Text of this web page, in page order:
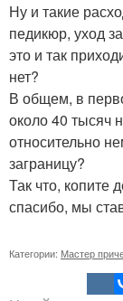
Ну и такие
педикюр, уход
это и так
нет?
В общем, в
около 40 тысяч
относительно
заграницу?
Так что, копите
спасибо, мы
Категории: Мастер